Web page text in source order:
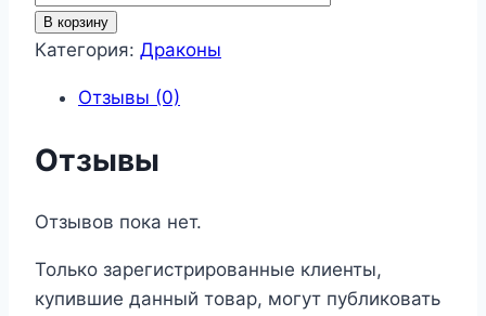
товара
Драконы
В корзину
Категория: Драконы
Отзывы (0)
Отзывы
Отзывов пока нет.
Только зарегистрированные клиенты,
купившие данный товар, могут публиковать